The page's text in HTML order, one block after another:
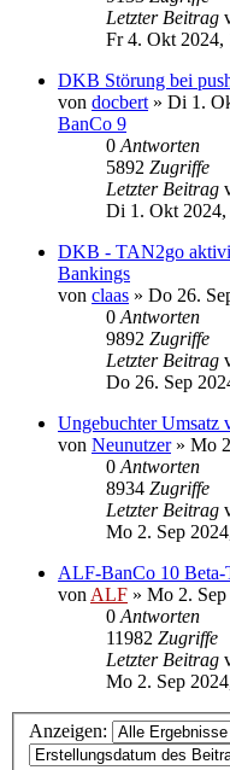
Letzter Beitrag
Fr 4. Okt 2024,
DKB Störung bei
von docbert » Di 1.
BanCo 9
0 Antworten
5892 Zugriffe
Letzter Beitrag
Di 1. Okt 2024,
DKB - TAN2go
Bankings
von claas » Do 26.
0 Antworten
9892 Zugriffe
Letzter Beitrag
Do 26. Sep
Ungebuchter Umsatz
von Neunutzer» Mo
0 Antworten
8934 Zugriffe
Letzter Beitrag
Mo 2. Sep
ALF-BanCo 10 Beta-
von ALF » Mo 2.
0 Antworten
11982 Zugriffe
Letzter Beitrag
Mo 2. Sep
Anzeigen: